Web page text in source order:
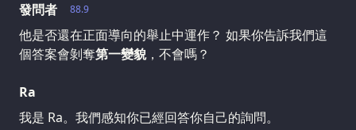
88.9
發問者
他是否還在正面導向的舉止中運作？ 如果你告訴我們這
個答案會剝奪第一變貌，不會嗎？
Ra
我是 Ra。我們感知你已經回答你自己的詢問。